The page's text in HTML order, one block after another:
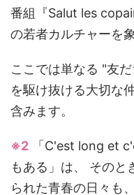
番組『Salut les
の若者カルチャーを
ここでは単なる "友
を駆け抜ける大切な
含みます。
※2 「C'est long et
もある」は、 そのと
られた青春の日々も